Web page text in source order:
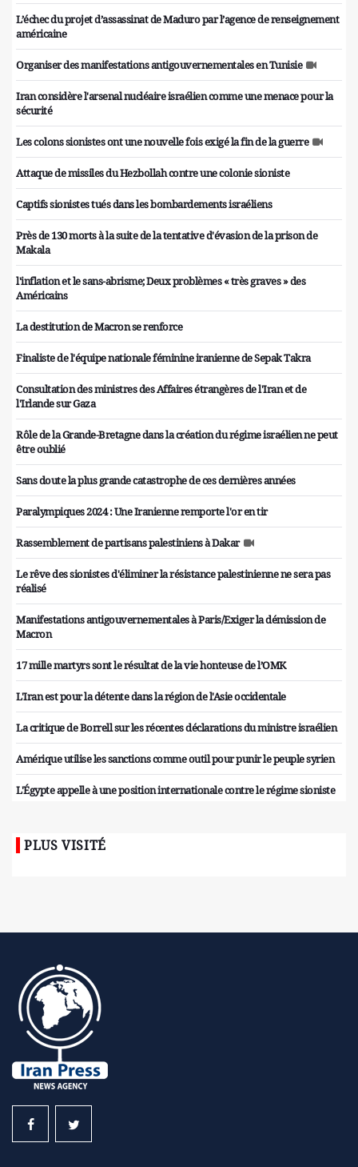
L’échec du projet d’assassinat de Maduro par l’agence de renseignement
américaine
Organiser des manifestations antigouvernementales en Tunisie
Iran considère l'arsenal nucléaire israélien comme une menace pour la
sécurité
Les colons sionistes ont une nouvelle fois exigé la fin de la guerre
Attaque de missiles du Hezbollah contre une colonie sioniste
Captifs sionistes tués dans les bombardements israéliens
Près de 130 morts à la suite de la tentative d'évasion de la prison de
Makala
l'inflation et le sans-abrisme; Deux problèmes « très graves » des
Américains
La destitution de Macron se renforce
Finaliste de l'équipe nationale féminine iranienne de Sepak Takra
Consultation des ministres des Affaires étrangères de l'Iran et de
l'Irlande sur Gaza
Rôle de la Grande-Bretagne dans la création du régime israélien ne peut
être oublié
Sans doute la plus grande catastrophe de ces dernières années
Paralympiques 2024 : Une Iranienne remporte l'or en tir
Rassemblement de partisans palestiniens à Dakar
Le rêve des sionistes d'éliminer la résistance palestinienne ne sera pas
réalisé
Manifestations antigouvernementales à Paris/Exiger la démission de
Macron
17 mille martyrs sont le résultat de la vie honteuse de l’OMK
L'Iran est pour la détente dans la région de l'Asie occidentale
La critique de Borrell sur les récentes déclarations du ministre israélien
Amérique utilise les sanctions comme outil pour punir le peuple syrien
L'Égypte appelle à une position internationale contre le régime sioniste
PLUS VISITÉ